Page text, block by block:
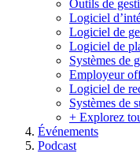
Outils de
Logiciel
Logiciel de
Logiciel de
Systèmes de
Employeur
Logiciel de
Systèmes de
+ Explorez
Événements
Podcast